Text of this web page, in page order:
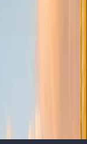
| Zabeel